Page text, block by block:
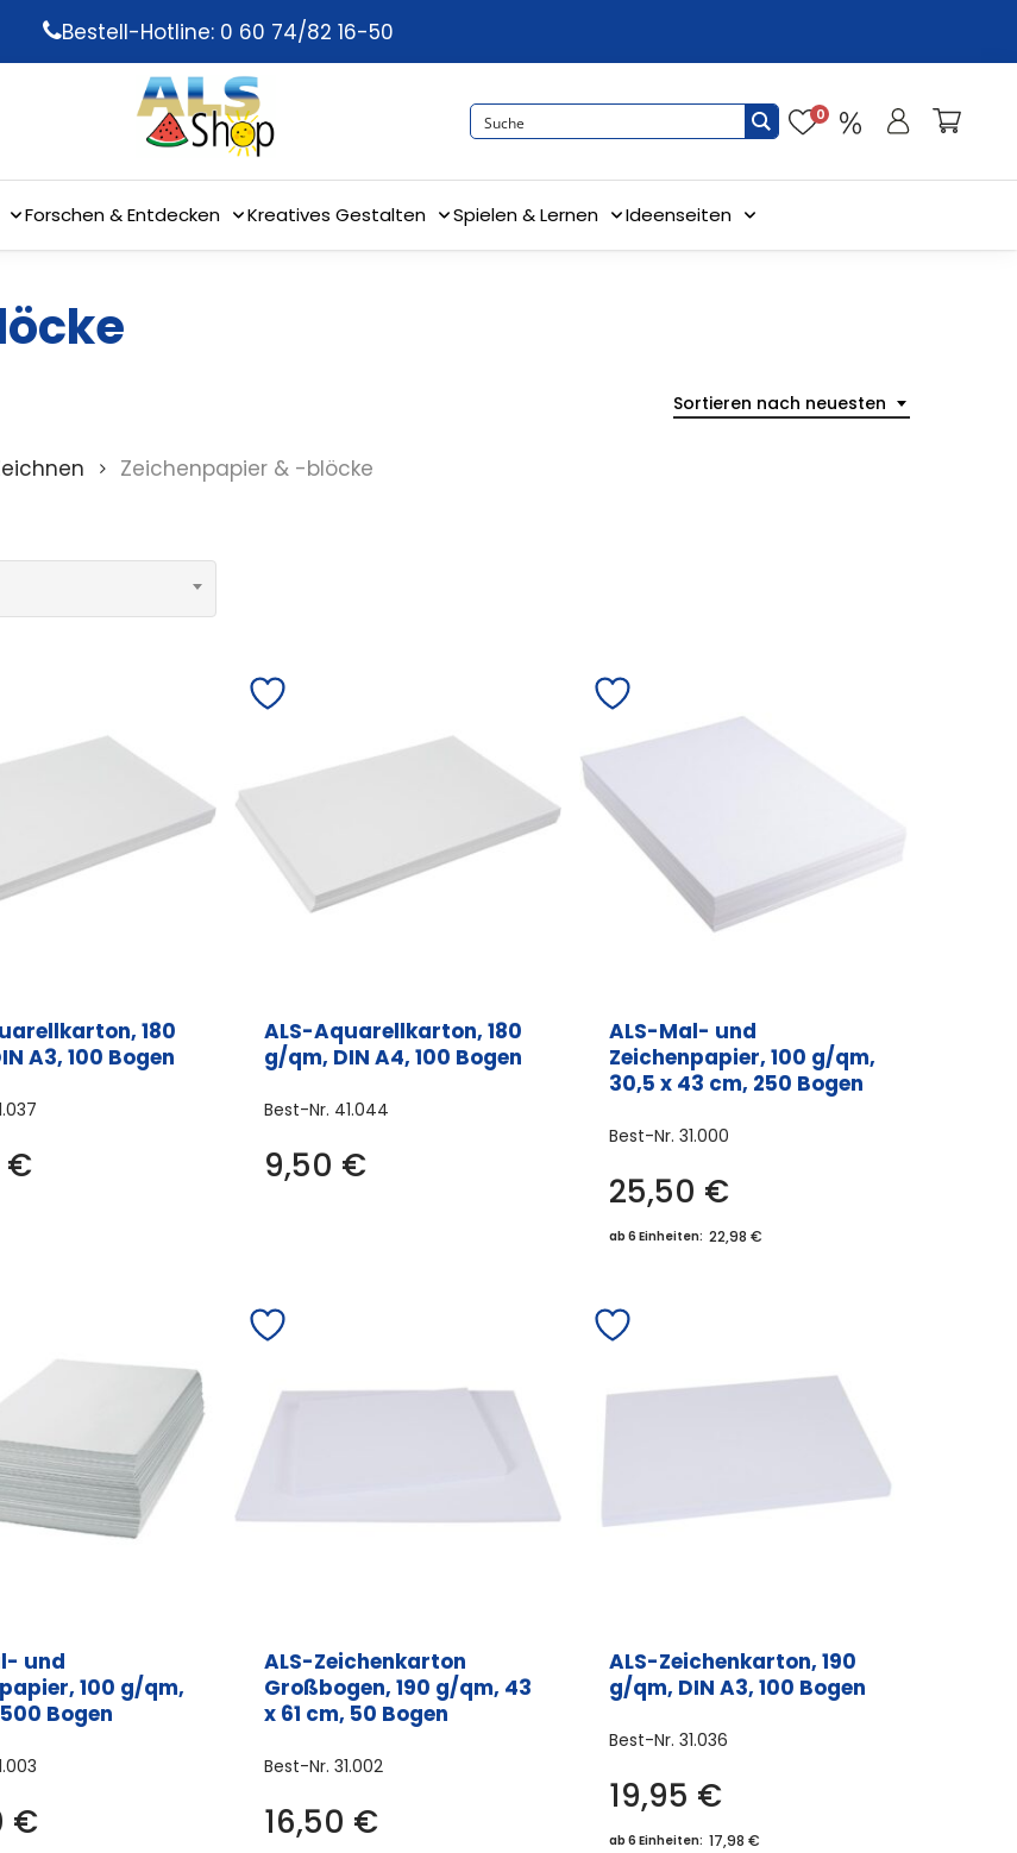
Bestell-Hotline: 0 60 74/82 16-50
0
Forschen & Entdecken Kreatives Gestalten Spielen & Lernen Ideenseiten
Sortieren nach neuesten
Zeichenpapier & -blöcke
180
A3, 100 Bogen
€
ALS-Aquarellkarton, 180
g/qm, DIN A4, 100 Bogen
Best-Nr. 41.044
9,50 €
ALS-Mal- und
Zeichenpapier, 100 g/qm,
30,5 x 43 cm, 250 Bogen
Best-Nr.31.000
25,50 €
ab 6 Einheiten: 22,98 €
und
100 g/qm,
Bogen
€
ALS-Zeichenkarton
Großbogen, 190 g/qm, 43
x 61 cm, 50 Bogen
Best-Nr. 31.002
16,50 €
ALS-Zeichenkarton, 190
g/qm, DIN A3, 100 Bogen
Best-Nr.31.036
19,95 €
ab 6 Einheiten: 17,98 €